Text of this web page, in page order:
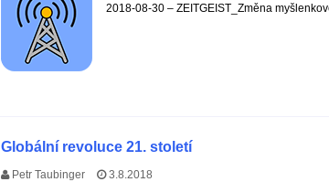
2018-08-30 – ZEITGEIST_Změna
Globální revoluce 21. století
Petr Taubinger
3.8.2018